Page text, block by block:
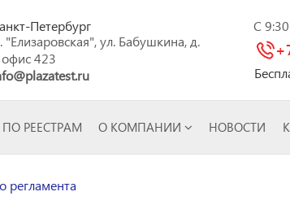
Петербург
"Елизаровская", ул. Бабушкина, д.
423
C
РЕЕСТРАМ О КОМПАНИИ НОВОСТИ
регламента